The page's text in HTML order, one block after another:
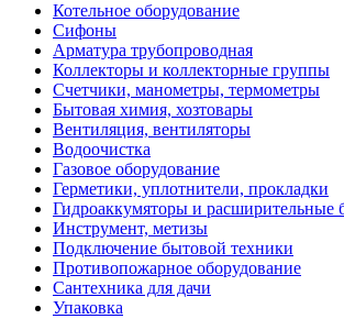
Котельное оборудование
Сифоны
Арматура трубопроводная
Коллекторы и коллекторные группы
Счетчики, манометры, термометры
Бытовая химия, хозтовары
Вентиляция, вентиляторы
Водоочистка
Газовое оборудование
Герметики, уплотнители, прокладки
Гидроаккумяторы и расширительные
Инструмент, метизы
Подключение бытовой техники
Противопожарное оборудование
Сантехника для дачи
Упаковка